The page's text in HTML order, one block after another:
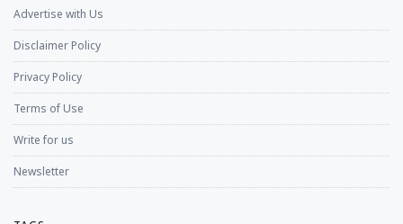
Advertise with Us
Disclaimer Policy
Privacy Policy
Terms of Use
Write for us
Newsletter